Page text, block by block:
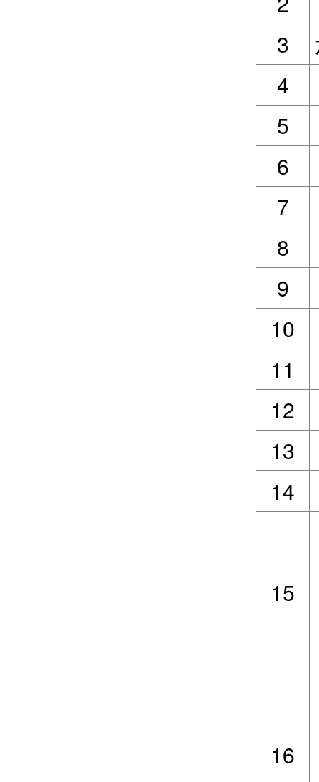
3
4
5
6
7
8
9
10
11
12
13
14
15
16